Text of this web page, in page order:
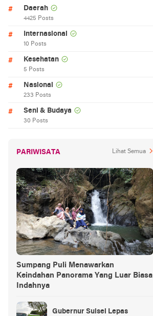
Daerah
4425 Posts
Internasional
10 Posts
Kesehatan
5 Posts
Nasional
233 Posts
Seni & Budaya
30 Posts
PARIWISATA Lihat Semua
Sumpang Puli Menawarkan
Keindahan Panorama Yang Luar Biasa
Indahnya
Gubernur Sulsel Lepas